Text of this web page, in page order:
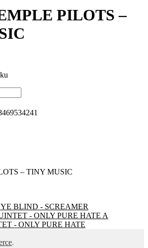
PILOTS –
– TINY MUSIC
BLIND - SCREAMER
A
- ONLY PURE HATE
.